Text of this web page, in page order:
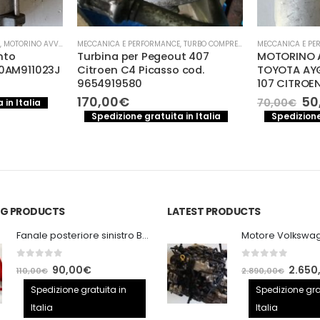
, MOTORINO AVVIAMENTO
in Italia
MECCANICA E PERFORMANCE, TURBO COMPRESSORE- TURBINA
Turbina per Pegeout 407
Citroen C4 Picasso cod.
9654919580
170,00€
Spedizione gratuita in Italia
MECCANICA E
MOTORINO
TOYOTA
107
70,00€ Il
PRODUCTS
Fanale posteriore sinistro BMW E92 Coupe
110,00€ Il
prezzo
originale
90,00€Il
prezzo
Spedizione gratuita in
Italia
LATEST PRODUCTS
2.890,00€ Il
prezzo
Spedizione
Italia